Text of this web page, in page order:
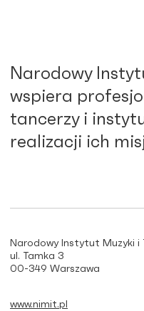
Narodowy
wspiera
tancerzy i
realizacji ich
Narodowy Instytut Muzyki i
ul. Tamka 3
00-349 Warszawa
www.nimit.pl